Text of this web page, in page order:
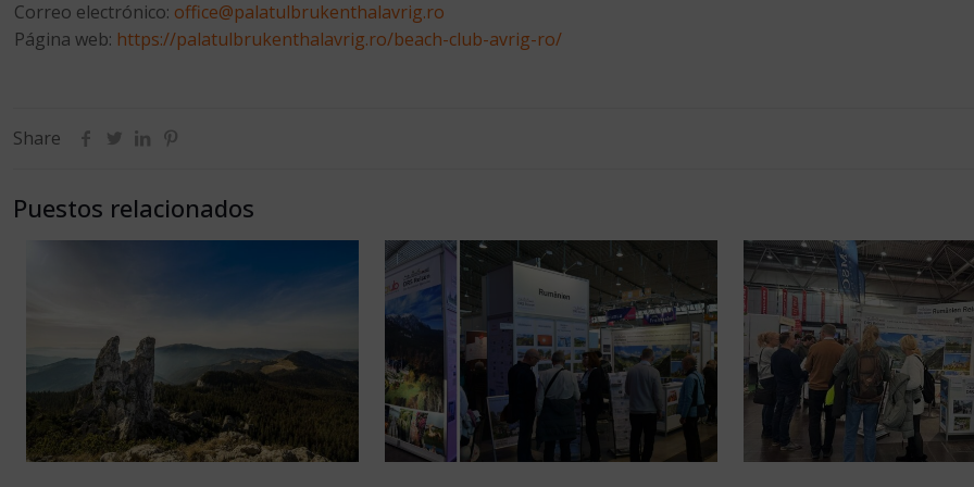
Correo electrónico: office@palatulbrukenthalavrig.ro
Página web: https://palatulbrukenthalavrig.ro/beach-club-avrig-ro/
Share
Puestos relacionados